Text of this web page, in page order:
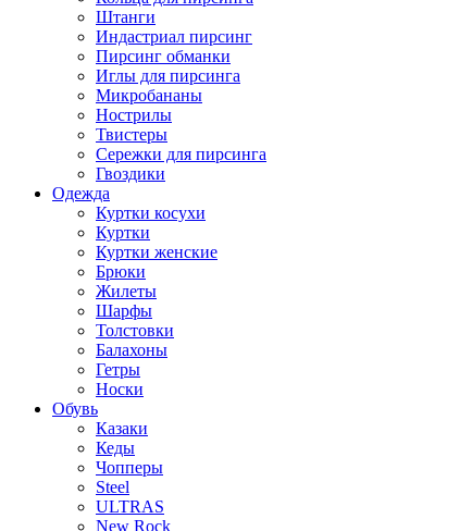
Штанги
Индастриал пирсинг
Пирсинг обманки
Иглы для пирсинга
Микробананы
Нострилы
Твистеры
Сережки для пирсинга
Гвоздики
Одежда
Куртки косухи
Куртки
Куртки женские
Брюки
Жилеты
Шарфы
Толстовки
Балахоны
Гетры
Носки
Обувь
Казаки
Кеды
Чопперы
Steel
ULTRAS
New Rock